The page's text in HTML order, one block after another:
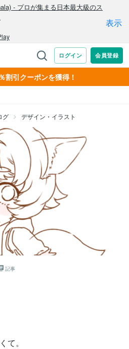
割引クーポンを獲得！
グ デザイン・イラスト
記事
て。